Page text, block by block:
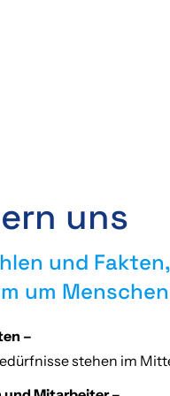
uns
und Fakten,
um Menschen
–
stehen im